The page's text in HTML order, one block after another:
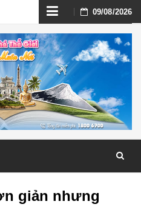
Skip
to
content
09/08/2026
giản nhưng